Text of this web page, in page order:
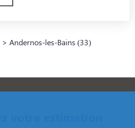
>Andernos-les-Bains (33)